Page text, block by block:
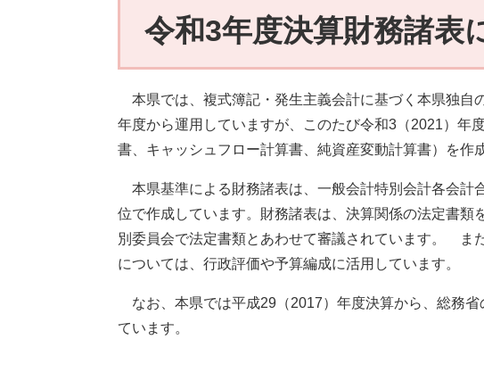
令和3年度決算財務諸表
本県では、複式簿記・発生主義会計に基づく本県独自
年度から運用していますが、このたび令和3（2021）年
書、キャッシュフロー計算書、純資産変動計算書）を作
本県基準による財務諸表は、一般会計特別会計各会計
位で作成しています。財務諸表は、決算関係の法定書類
別委員会で法定書類とあわせて審議されています。 ま
については、行政評価や予算編成に活用しています。
なお、本県では平成29（2017）年度決算から、総務
ています。